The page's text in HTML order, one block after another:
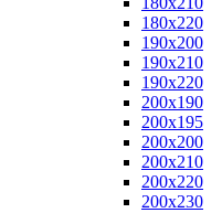
180x220
190x200
190x210
190x220
200x190
200x195
200x200
200x210
200x220
200x230